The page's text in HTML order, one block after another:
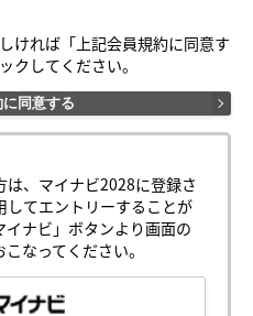
ード）
与され、パスワードを登録す
に抵触すると当社が判断した
びパスワードを第三者に譲渡
パスワードの管理および使用
上の過誤または第三者による
切の責任を負わないものとし
ければ「上記会員規約に同意す
クしてください。
同意する
、マイナビ2028に登録さ
してエントリーすることが
ナビ」ボタンより画面の
なってください。